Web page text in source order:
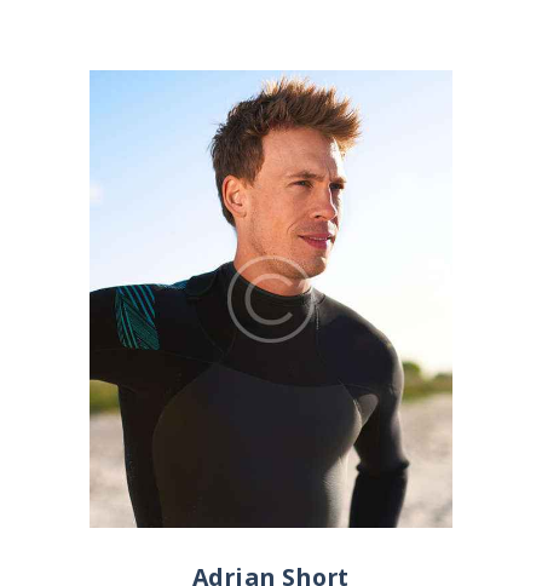
Adrian Short